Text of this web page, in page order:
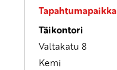
Tapahtumapaikka
Täikontori
Valtakatu 8
Kemi